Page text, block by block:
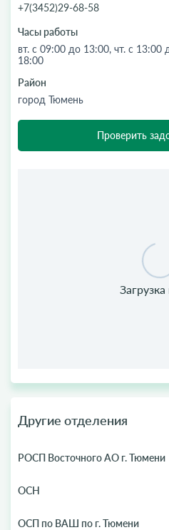
+7(3452)29-68-58
Часы работы
вт. с 09:00 до 13:00, чт. с 13:00
18:00
Район
город Тюмень
Проверить
Другие отделения
РОСП Восточного АО г. Тюмени
ОСН
ОСП по ВАШ по г. Тюмени